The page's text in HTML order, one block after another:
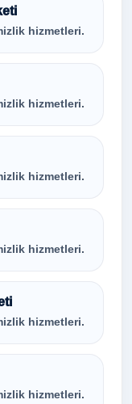
hizmetleri.
hizmetleri.
hizmetleri.
hizmetleri.
hizmetleri.
hizmetleri.